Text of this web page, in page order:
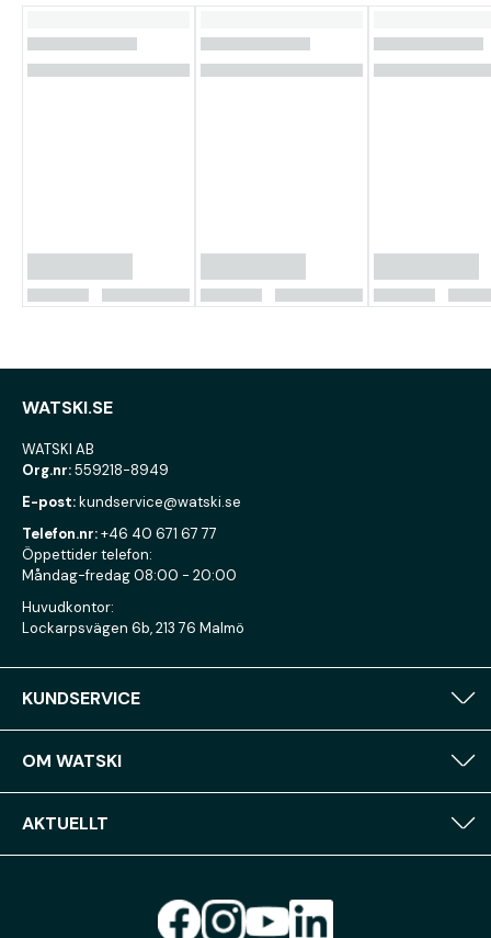
WATSKI.SE
WATSKI AB
Org.nr:559218-8949
E-post:kundservice@watski.se
Telefon.nr:+46 40 671 67 77
Öppettider telefon:
Måndag-fredag 08:00 - 20:00
Huvudkontor:
Lockarpsvägen 6b, 213 76 Malmö
KUNDSERVICE
OM WATSKI
AKTUELLT